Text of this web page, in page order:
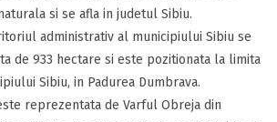
si se afla in judetul Sibiu.
administrativ al municipiului Sibiu se
de 933 hectare si este pozitionata la limita
Sibiu, in Padurea Dumbrava.
reprezentata de Varful Obreja din